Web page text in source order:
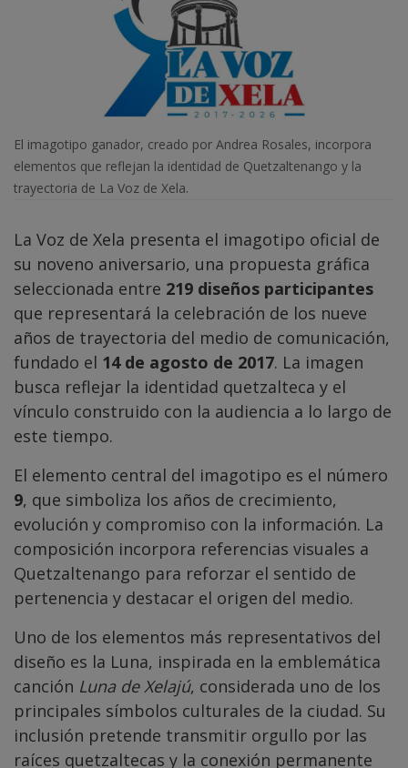
El imagotipo ganador, creado por Andrea Rosales, incorpora
elementos que reflejan la identidad de Quetzaltenango y la
trayectoria de La Voz de Xela.
La Voz de Xela presenta el imagotipo oficial de
su noveno aniversario, una propuesta gráfica
seleccionada entre 219 diseños participantes
que representará la celebración de los nueve
años de trayectoria del medio de comunicación,
fundado el 14 de agosto de 2017. La imagen
busca reflejar la identidad quetzalteca y el
vínculo construido con la audiencia a lo largo de
este tiempo.
El elemento central del imagotipo es el número
9, que simboliza los años de crecimiento,
evolución y compromiso con la información. La
composición incorpora referencias visuales a
Quetzaltenango para reforzar el sentido de
pertenencia y destacar el origen del medio.
Uno de los elementos más representativos del
diseño es la Luna, inspirada en la emblemática
canción Luna de Xelajú, considerada uno de los
principales símbolos culturales de la ciudad. Su
inclusión pretende transmitir orgullo por las
raíces quetzaltecas y la conexión permanente